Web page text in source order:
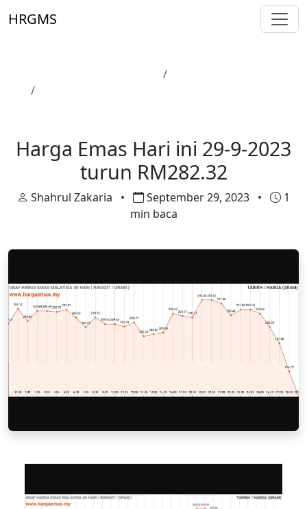
HRGMS
Harga Emas Hari ini 29-9-2023
turun RM282.32
Shahrul Zakaria • September 29, 2023 •
1
min baca